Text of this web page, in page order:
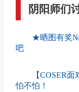
阴阳师们
★晒图有奖
吧
【COSER
怕不怕！